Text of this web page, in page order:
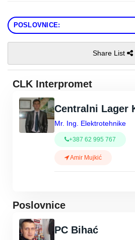
POSLOVNICE:
Share List
CLK Interpromet
Centralni Lager
Mr. Ing. Elektrotehnike
+387 62 995 767
Amir Mujkić
Poslovnice
PC Bihać